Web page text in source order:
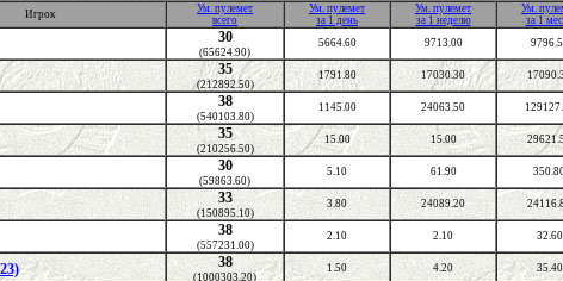
Игрок
Ум. пулемет
всего
Ум. пулемет
за 1 день
Ум. пулемет
за 1 неделю
Ум.
за 1
30
(65624.90)
5664.60 9713.00
35
(212892.50)
1791.80 17030.30
38
(540103.80)
1145.00 24063.50
35
(210256.50)
15.00 15.00
30
(59863.60)
5.10 61.90
33
(150895.10)
3.80 24089.20
38
(557231.00)
2.10 2.10 32.60
38
(1000303.20)
1.50 4.20 35.40